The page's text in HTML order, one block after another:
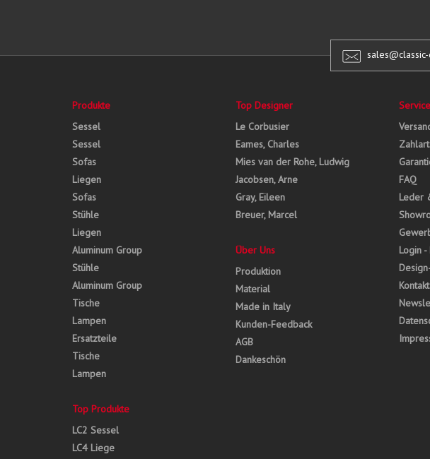
Produkte
Sessel
Sessel
Sofas
Liegen
Sofas
Stühle
Liegen
Aluminum Group
Stühle
Aluminum Group
Tische
Lampen
Ersatzteile
Tische
Lampen
Top Produkte
LC2 Sessel
LC4 Liege
Top Designer
Le Corbusier
Eames, Charles
Mies van der Rohe, Ludwig
Jacobsen, Arne
Gray, Eileen
Breuer, Marcel
Über Uns
Produktion
Material
Made in Italy
Kunden-Feedback
AGB
Dankeschön
Service
FAQ
Leder
Login
Kontakt